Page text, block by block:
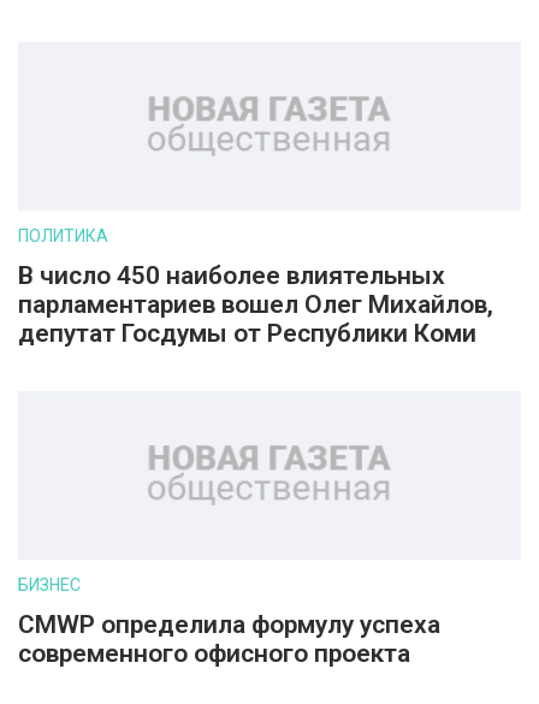
ПОЛИТИКА
В число 450 наиболее влиятельных
парламентариев вошел Олег Михайлов,
депутат Госдумы от Республики Коми
БИЗНЕС
CMWP определила формулу успеха
современного офисного проекта